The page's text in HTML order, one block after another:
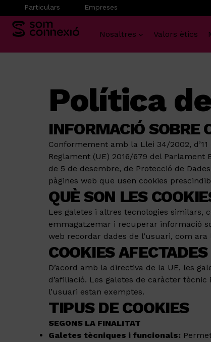
Particulars Empreses
Nosaltres Valors ètics
Política
INFORMACIÓ SOBRE
Conformement amb la Llei 34/2002,
Reglament (UE) 2016/679 del Parlament
de 5 de desembre, de Protecció de
pàgines web que usen cookies
QUÈ SON LES
Les galetes i altres tecnologies similars,
emmagatzemar i recuperar informació
web recordar dades de l’usuari, com
COOKIES
D’acord amb la directiva de la UE, les
d’afiliació. Les galetes de caràcter
l’usuari estan exemptes.
TIPUS DE COOKIES
SEGONS LA FINALITAT
Galetes tècniques i funcionals: